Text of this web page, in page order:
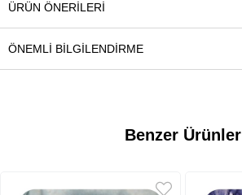
ÜRÜN ÖNERILERI
ÖNEMLI BILGILENDIRME
Benzer Ürünler